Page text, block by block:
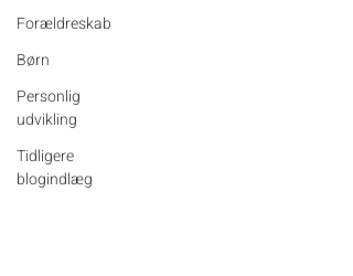
Forældreskab
Børn
Personlig
udvikling
Tidligere
blogindlæg